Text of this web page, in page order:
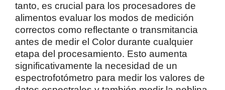
tanto, es crucial para los procesadores de
alimentos evaluar los modos de medición
correctos como reflectante o transmitancia
antes de medir el Color durante cualquier
etapa del procesamiento. Esto aumenta
significativamente la necesidad de un
espectrofotómetro para medir los valores de